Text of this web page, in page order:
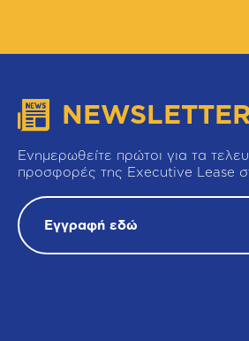
NEWSLETTER
Ενημερωθείτε πρώτοι για τα
προσφορές της Executive Lease
Εγγραφή εδώ